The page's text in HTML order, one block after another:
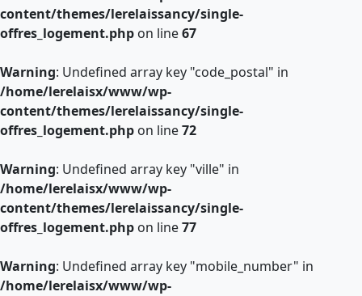
content/themes/lerelaissancy/single-
offres_logement.php on line67
Warning: Undefined array key "code_postal" in
/home/lerelaisx/www/wp-
content/themes/lerelaissancy/single-
offres_logement.php on line72
Warning: Undefined array key "ville" in
/home/lerelaisx/www/wp-
content/themes/lerelaissancy/single-
offres_logement.php on line77
Warning: Undefined array key "mobile_number" in
/home/lerelaisx/www/wp-